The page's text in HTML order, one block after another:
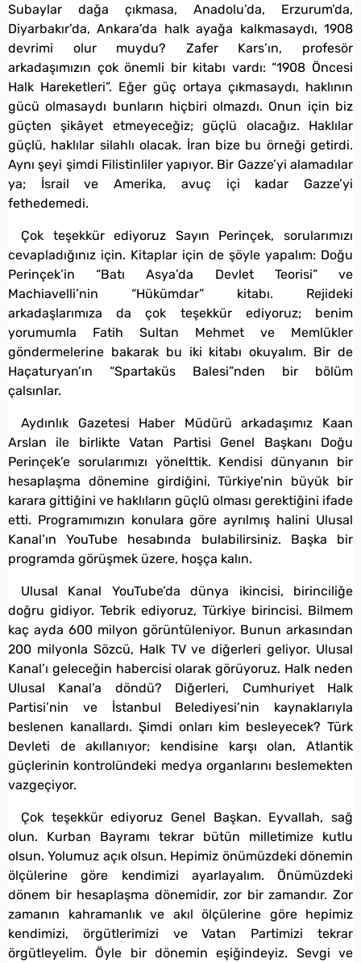
Subaylar dağa çıkmasa, Anadolu’da, Erzurum’da,
Diyarbakır’da, Ankara’da halk ayağa kalkmasaydı, 1908
devrimi olur muydu? Zafer Kars’ın, profesör
arkadaşımızın çok önemli bir kitabı vardı: “1908 Öncesi
Halk Hareketleri”. Eğer güç ortaya çıkmasaydı, haklının
gücü olmasaydı bunların hiçbiri olmazdı. Onun için biz
güçten şikâyet etmeyeceğiz; güçlü olacağız. Haklılar
güçlü, haklılar silahlı olacak. İran bize bu örneği getirdi.
Aynı şeyi şimdi Filistinliler yapıyor. Bir Gazze’yi alamadılar
ya; İsrail ve Amerika, avuç içi kadar Gazze’yi
fethedemedi.
Çok teşekkür ediyoruz Sayın Perinçek, sorularımızı
cevapladığınız için. Kitaplar için de şöyle yapalım: Doğu
Perinçek’in “Batı Asya’da Devlet Teorisi” ve
Machiavelli’nin “Hükümdar” kitabı. Rejideki
arkadaşlarımıza da çok teşekkür ediyoruz; benim
yorumumla Fatih Sultan Mehmet ve Memlükler
göndermelerine bakarak bu iki kitabı okuyalım. Bir de
Haçaturyan’ın “Spartaküs Balesi”nden bir bölüm
çalsınlar.
Aydınlık Gazetesi Haber Müdürü arkadaşımız Kaan
Arslan ile birlikte Vatan Partisi Genel Başkanı Doğu
Perinçek’e sorularımızı yönelttik. Kendisi dünyanın bir
hesaplaşma dönemine girdiğini, Türkiye’nin büyük bir
karara gittiğini ve haklıların güçlü olması gerektiğini ifade
etti. Programımızın konulara göre ayrılmış halini Ulusal
Kanal’ın YouTube hesabında bulabilirsiniz. Başka bir
programda görüşmek üzere, hoşça kalın.
Ulusal Kanal YouTube’da dünya ikincisi, birinciliğe
doğru gidiyor. Tebrik ediyoruz, Türkiye birincisi. Bilmem
kaç ayda 600 milyon görüntüleniyor. Bunun arkasından
200 milyonla Sözcü, Halk TV ve diğerleri geliyor. Ulusal
Kanal’ı geleceğin habercisi olarak görüyoruz. Halk neden
Ulusal Kanal’a döndü? Diğerleri, Cumhuriyet Halk
Partisi’nin ve İstanbul Belediyesi’nin kaynaklarıyla
beslenen kanallardı. Şimdi onları kim besleyecek? Türk
Devleti de akıllanıyor; kendisine karşı olan, Atlantik
güçlerinin kontrolündeki medya organlarını beslemekten
vazgeçiyor.
Çok teşekkür ediyoruz Genel Başkan. Eyvallah, sağ
olun. Kurban Bayramı tekrar bütün milletimize kutlu
olsun. Yolumuz açık olsun. Hepimiz önümüzdeki dönemin
ölçülerine göre kendimizi ayarlayalım. Önümüzdeki
dönem bir hesaplaşma dönemidir, zor bir zamandır. Zor
zamanın kahramanlık ve akıl ölçülerine göre hepimiz
kendimizi, örgütlerimizi ve Vatan Partimizi tekrar
örgütleyelim. Öyle bir dönemin eşiğindeyiz. Sevgi ve